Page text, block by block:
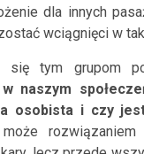
dla innych
wciągnięci w
się tym grupom
naszym
osobista i czy